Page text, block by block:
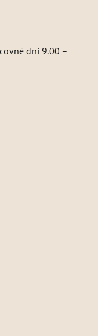
dni 9.00 –